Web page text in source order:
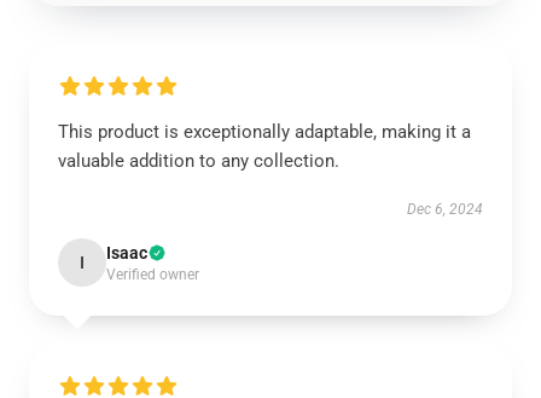
This product is exceptionally adaptable, making it a
valuable addition to any collection.
Dec 6, 2024
I Isaac
Verified owner